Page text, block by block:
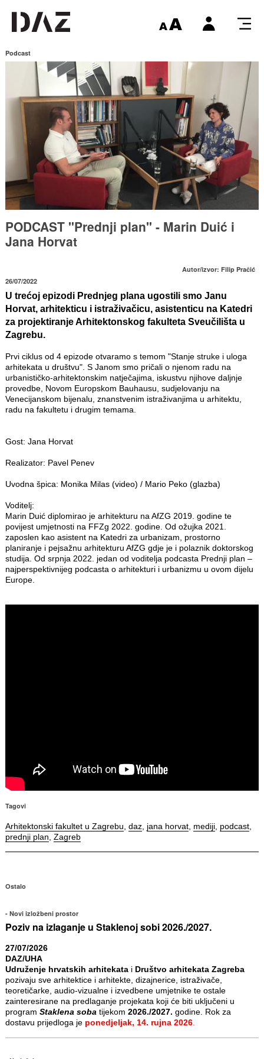
Podcast
PODCAST "Prednji plan" - Marin Duić i
Jana Horvat
Autor/izvor: Filip Pračić
26/07/2022
U trećoj epizodi Prednjeg plana ugostili smo Janu
Horvat, arhitekticu i istraživačicu, asistenticu na Katedri
za projektiranje Arhitektonskog fakulteta Sveučilišta u
Zagrebu.
Prvi ciklus od 4 epizode otvaramo s temom "Stanje struke i uloga
arhitekata u društvu". S Janom smo pričali o njenom radu na
urbanističko-arhitektonskim natječajima, iskustvu njihove daljnje
provedbe, Novom Europskom Bauhausu, sudjelovanju na
Venecijanskom bijenalu, znanstvenim istraživanjima u arhitektu,
radu na fakultetu i drugim temama.
Gost: Jana Horvat
Realizator: Pavel Penev
Uvodna špica: Monika Milas (video) / Mario Peko (glazba)
Voditelj:
Marin Duić diplomirao je arhitekturu na AfZG 2019. godine te
povijest umjetnosti na FFZg 2022. godine. Od ožujka 2021.
zaposlen kao asistent na Katedri za urbanizam, prostorno
planiranje i pejsažnu arhitekturu AfZG gdje je i polaznik doktorskog
studija. Od srpnja 2022. jedan od voditelja podcasta Prednji plan –
najperspektivnijeg podcasta o arhitekturi i urbanizmu u ovom dijelu
Europe.
Tagovi
Arhitektonski fakultet u Zagrebu daz, jana horvat, mediji, podcast,
prednji plan Zagreb
Ostalo
Novi izložbeni prostor
Poziv na izlaganje u Staklenoj sobi 2026./2027.
27/07/2026
DAZ/UHA
Udruženje hrvatskih arhitekatai Društvo arhitekata Zagreba
pozivaju sve arhitektice i arhitekte, dizajnerice, istraživače,
teoretičarke, audio-vizualne i izvedbene umjetnike te ostale
zainteresirane na predlaganje projekata koji će biti uključeni u
program Staklena soba tijekom 2026./2027. godine. Rok za
dostavu prijedloga je ponedjeljak, 14. rujna 2026.